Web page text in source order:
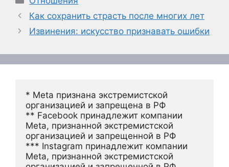
Как сохранить страсть после многих лет
Извинения: искусство признавать ошибки
* Meta признана экстремистской
организацией и запрещена в РФ
** Facebook принадлежит компании
Meta, признанной экстремистской
организацией и запрещенной в РФ
*** Instagram принадлежит компании
Meta, признанной экстремистской